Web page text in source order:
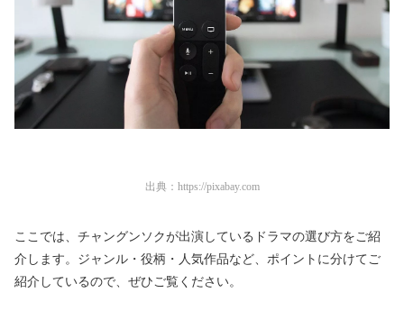
出典： https://pixabay.com
ここでは、チャングンソクが出演しているドラマの選び方をご紹
介します。ジャンル・役柄・人気作品など、ポイントに分けてご
紹介しているので、ぜひご覧ください。